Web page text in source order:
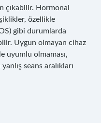
çıkabilir. Hormonal
özellikle
gibi durumlarda
Uygun olmayan cihaz
uyumlu olmaması,
seans aralıkları